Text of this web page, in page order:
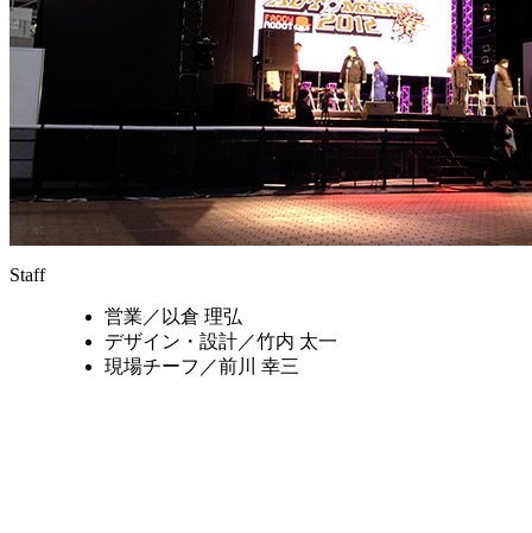
Staff
営業／ 以倉 理弘
デザイン・設計／竹内 太一
現場チーフ／前川 幸三